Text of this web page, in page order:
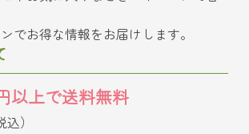
でお得な情報をお届けします。
以上で送料無料
）